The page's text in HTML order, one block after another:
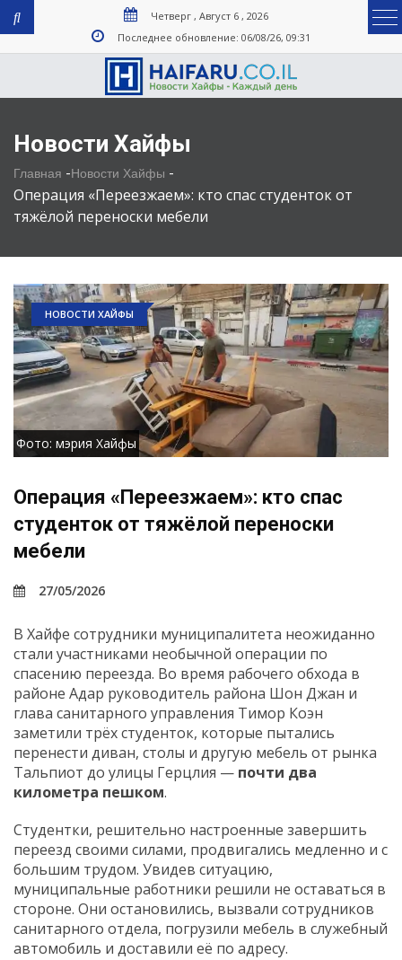
Четверг , Август 6 , 2026
Последнее обновление: 06/08/26, 09:31
Новости Хайфы
Главная -Новости Хайфы -
Операция «Переезжаем»: кто спас студенток от
тяжёлой переноски мебели
НОВОСТИ ХАЙФЫ
Фото: мэрия Хайфы
Операция «Переезжаем»: кто спас
студенток от тяжёлой переноски
мебели
27/05/2026
В Хайфе сотрудники муниципалитета неожиданно
стали участниками необычной операции по
спасению переезда. Во время рабочего обхода в
районе Адар руководитель района Шон Джан и
глава санитарного управления Тимор Коэн
заметили трёх студенток, которые пытались
перенести диван, столы и другую мебель от рынка
Тальпиот до улицы Герцлия — почти два
километра пешком.
Студентки, решительно настроенные завершить
переезд своими силами, продвигались медленно и с
большим трудом. Увидев ситуацию,
муниципальные работники решили не оставаться в
стороне. Они остановились, вызвали сотрудников
санитарного отдела, погрузили мебель в служебный
автомобиль и доставили её по адресу.